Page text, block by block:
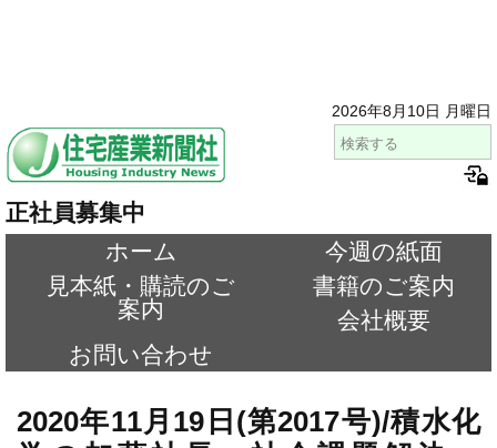
2026年8月10日 月曜日
正社員募集中
ホーム
今週の紙面
見本紙・購読のご
案内
書籍のご案内
会社概要
お問い合わせ
2020年11月19日(第2017号)/積水化